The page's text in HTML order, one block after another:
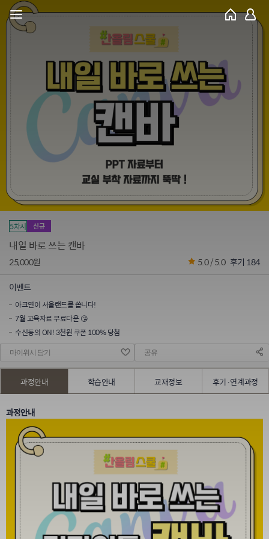
5차시 신규
내일 바로 쓰는 캔바
25,000원 5.0 / 5.0 후기 184
이벤트
아크연이 서울랜드를 쏩니다!
7월 교육자료 무료다운 😘
수신동의 ON! 3천원 쿠폰 100% 당첨
마이위시 담기 공유
과정안내 학습안내 교재정보 후기·연계과정
과정안내